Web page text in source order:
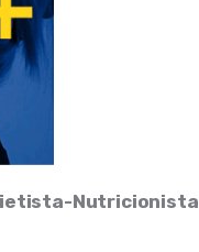
Nutricionista